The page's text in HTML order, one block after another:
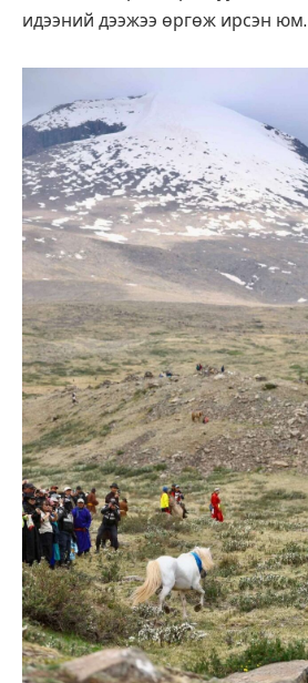
идээний дээжээ өргөж ирсэн юм.